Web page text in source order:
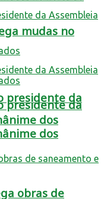
presidente da
dos
mudas no
presidente da
dos
obras de